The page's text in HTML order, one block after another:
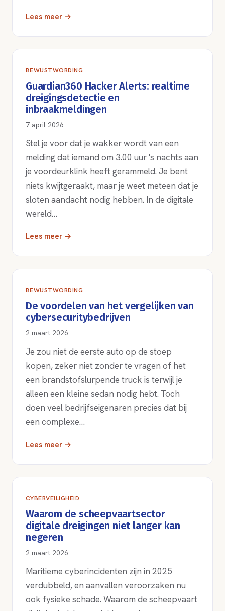
Lees meer →
BEWUSTWORDING
Guardian360 Hacker Alerts: realtime
dreigingsdetectie en
inbraakmeldingen
7 april 2026
Stel je voor dat je wakker wordt van een
melding dat iemand om 3.00 uur 's nachts aan
je voordeurklink heeft gerammeld. Je bent
niets kwijtgeraakt, maar je weet meteen dat je
sloten aandacht nodig hebben. In de digitale
wereld…
Lees meer →
BEWUSTWORDING
De voordelen van het vergelijken van
cybersecuritybedrijven
2 maart 2026
Je zou niet de eerste auto op de stoep
kopen, zeker niet zonder te vragen of het
een brandstofslurpende truck is terwijl je
alleen een kleine sedan nodig hebt. Toch
doen veel bedrijfseigenaren precies dat bij
een complexe…
Lees meer →
CYBERVEILIGHEID
Waarom de scheepvaartsector
digitale dreigingen niet langer kan
negeren
2 maart 2026
Maritieme cyberincidenten zijn in 2025
verdubbeld, en aanvallen veroorzaken nu
ook fysieke schade. Waarom de scheepvaart